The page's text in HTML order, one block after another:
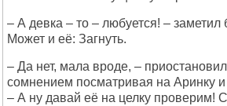
– А девка – то – любуется! –
Может и её: Загнуть.
– Да нет, мала вроде, –
сомнением посматривая на Аринку и
– А ну давай её на целку проверим!